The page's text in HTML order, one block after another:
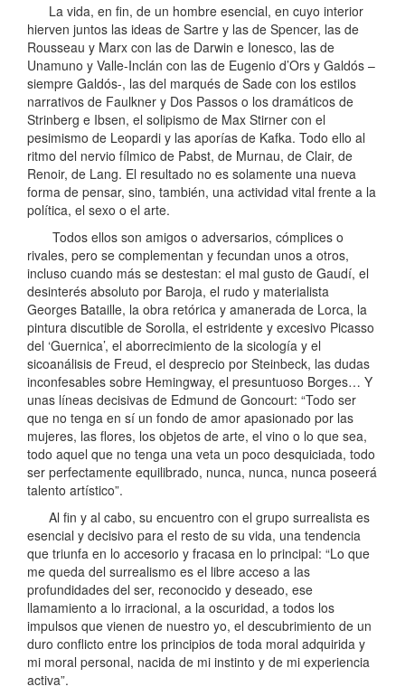
La vida, en fin, de un hombre esencial, en cuyo interior
hierven juntos las ideas de Sartre y las de Spencer, las de
Rousseau y Marx con las de Darwin e Ionesco, las de
Unamuno y Valle-Inclán con las de Eugenio d’Ors y Galdós –
siempre Galdós-, las del marqués de Sade con los estilos
narrativos de Faulkner y Dos Passos o los dramáticos de
Strinberg e Ibsen, el solipismo de Max Stirner con el
pesimismo de Leopardi y las aporías de Kafka. Todo ello al
ritmo del nervio fílmico de Pabst, de Murnau, de Clair, de
Renoir, de Lang. El resultado no es solamente una nueva
forma de pensar, sino, también, una actividad vital frente a la
política, el sexo o el arte.
Todos ellos son amigos o adversarios, cómplices o
rivales, pero se complementan y fecundan unos a otros,
incluso cuando más se destestan: el mal gusto de Gaudí, el
desinterés absoluto por Baroja, el rudo y materialista
Georges Bataille, la obra retórica y amanerada de Lorca, la
pintura discutible de Sorolla, el estridente y excesivo Picasso
del ‘Guernica’, el aborrecimiento de la sicología y el
sicoanálisis de Freud, el desprecio por Steinbeck, las dudas
inconfesables sobre Hemingway, el presuntuoso Borges… Y
unas líneas decisivas de Edmund de Goncourt: “Todo ser
que no tenga en sí un fondo de amor apasionado por las
mujeres, las flores, los objetos de arte, el vino o lo que sea,
todo aquel que no tenga una veta un poco desquiciada, todo
ser perfectamente equilibrado, nunca, nunca, nunca poseerá
talento artístico”.
Al fin y al cabo, su encuentro con el grupo surrealista es
esencial y decisivo para el resto de su vida, una tendencia
que triunfa en lo accesorio y fracasa en lo principal: “Lo que
me queda del surrealismo es el libre acceso a las
profundidades del ser, reconocido y deseado, ese
llamamiento a lo irracional, a la oscuridad, a todos los
impulsos que vienen de nuestro yo, el descubrimiento de un
duro conflicto entre los principios de toda moral adquirida y
mi moral personal, nacida de mi instinto y de mi experiencia
activa”.